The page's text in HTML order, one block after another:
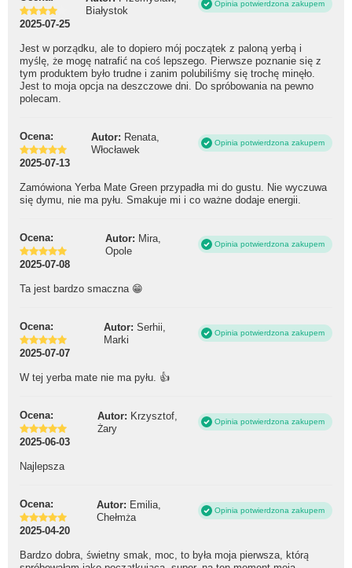
Białystok
Opinia potwierdzona zakupem
2025-07-25
Jest w porządku, ale to dopiero mój początek z paloną yerbą i
myślę, że mogę natrafić na coś lepszego. Pierwsze poznanie się z
tym produktem było trudne i zanim polubiliśmy się trochę minęło.
Jest to moja opcja na deszczowe dni. Do spróbowania na pewno
polecam.
Ocena: Autor: Renata,
Włocławek
Opinia potwierdzona zakupem
2025-07-13
Zamówiona Yerba Mate Green przypadła mi do gustu. Nie wyczuwa
się dymu, nie ma pyłu. Smakuje mi i co ważne dodaje energii.
Ocena: Autor: Mira,
Opole
Opinia potwierdzona zakupem
2025-07-08
Ta jest bardzo smaczna 😁
Ocena: Autor: Serhii,
Marki
Opinia potwierdzona zakupem
2025-07-07
W tej yerba mate nie ma pyłu. 👍
Ocena: Autor: Krzysztof,
Żary
Opinia potwierdzona zakupem
2025-06-03
Najlepsza
Ocena: Autor: Emilia,
Chełmża
Opinia potwierdzona zakupem
2025-04-20
Bardzo dobra, świetny smak, moc, to była moja pierwsza, którą